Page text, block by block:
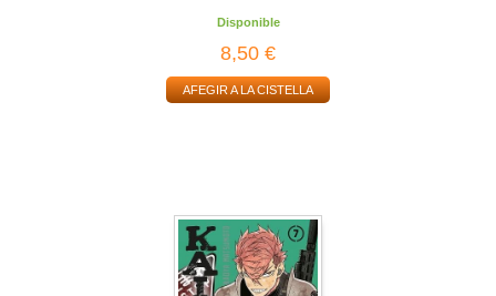
Disponible
8,50 €
AFEGIR A LA CISTELLA